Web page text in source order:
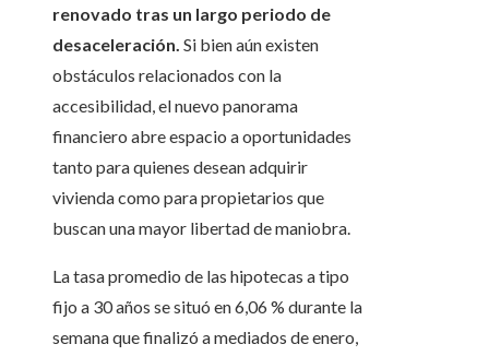
renovado tras un largo periodo de
desaceleración. Si bien aún existen
obstáculos relacionados con la
accesibilidad, el nuevo panorama
financiero abre espacio a oportunidades
tanto para quienes desean adquirir
vivienda como para propietarios que
buscan una mayor libertad de maniobra.
La tasa promedio de las hipotecas a tipo
fijo a 30 años se situó en 6,06 % durante la
semana que finalizó a mediados de enero,